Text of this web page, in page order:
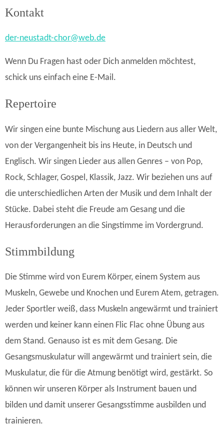
Kontakt
der-neustadt-chor@web.de
Wenn Du Fragen hast oder Dich anmelden möchtest,
schick uns einfach eine E-Mail.
Repertoire
Wir singen eine bunte Mischung aus Liedern aus aller Welt,
von der Vergangenheit bis ins Heute, in Deutsch und
Englisch. Wir singen Lieder aus allen Genres – von Pop,
Rock, Schlager, Gospel, Klassik, Jazz. Wir beziehen uns auf
die unterschiedlichen Arten der Musik und dem Inhalt der
Stücke. Dabei steht die Freude am Gesang und die
Herausforderungen an die Singstimme im Vordergrund.
Stimmbildung
Die Stimme wird von Eurem Körper, einem System aus
Muskeln, Gewebe und Knochen und Eurem Atem, getragen.
Jeder Sportler weiß, dass Muskeln angewärmt und trainiert
werden und keiner kann einen Flic Flac ohne Übung aus
dem Stand. Genauso ist es mit dem Gesang. Die
Gesangsmuskulatur will angewärmt und trainiert sein, die
Muskulatur, die für die Atmung benötigt wird, gestärkt. So
können wir unseren Körper als Instrument bauen und
bilden und damit unserer Gesangsstimme ausbilden und
trainieren.